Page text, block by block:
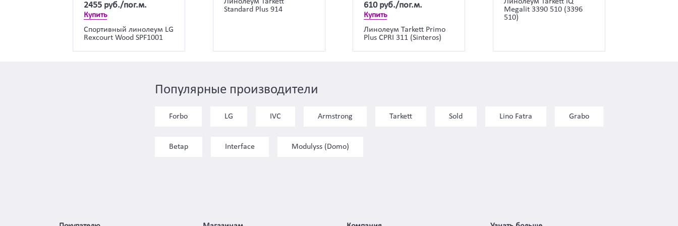
2455 руб./пог.м.
Купить
Спортивный линолеум LG
Rexcourt Wood SPF1001
Standard Plus 914
610 руб./пог.м.
Купить
Линолеум Tarkett Primo
Plus CPRI 311 (Sinteros)
Megalit 3390 510 (3396
510)
Популярные производители
Forbo LG IVC Armstrong Tarkett Sold Lino Fatra Grabo
Betap Interface Modulyss (Domo)